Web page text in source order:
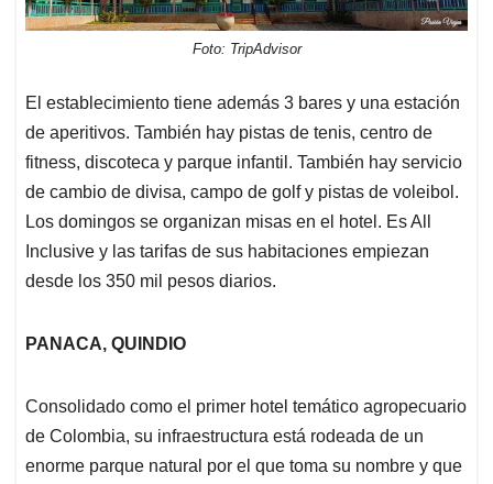
Foto: TripAdvisor
El establecimiento tiene además 3 bares y una estación
de aperitivos. También hay pistas de tenis, centro de
fitness, discoteca y parque infantil. También hay servicio
de cambio de divisa, campo de golf y pistas de voleibol.
Los domingos se organizan misas en el hotel. Es All
Inclusive y las tarifas de sus habitaciones empiezan
desde los 350 mil pesos diarios.
PANACA, QUINDIO
Consolidado como el primer hotel temático agropecuario
de Colombia, su infraestructura está rodeada de un
enorme parque natural por el que toma su nombre y que